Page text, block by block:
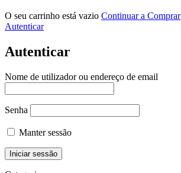
O seu carrinho está vazio Continuar a Comprar
Autenticar
Autenticar
Nome de utilizador ou endereço de email
Senha
Manter sessão